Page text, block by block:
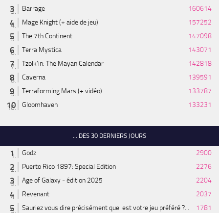
Barrage
160614
Mage Knight (+ aide de jeu)
157252
The 7th Continent
147098
Terra Mystica
143071
Tzolk'in: The Mayan Calendar
142818
Caverna
139591
Terraforming Mars (+ vidéo)
133787
Gloomhaven
133231
... DES 30 DERNIERS JOURS
Godz
2900
Puerto Rico 1897: Special Edition
2276
Age of Galaxy - édition 2025
2204
Revenant
2037
Sauriez vous dire précisément quel est votre jeu préféré ?...
1781